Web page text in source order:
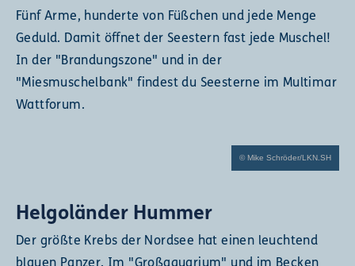
Fünf Arme, hunderte von Füßchen und jede Menge
Geduld. Damit öffnet der Seestern fast jede Muschel!
In der "Brandungszone" und in der
"Miesmuschelbank" findest du Seesterne im Multimar
Wattforum.
© Mike Schröder/LKN.SH
Helgoländer Hummer
Der größte Krebs der Nordsee hat einen leuchtend
blauen Panzer. Im "Großaquarium" und im Becken